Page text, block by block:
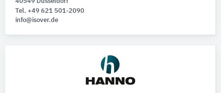
Tel. +49 621 501-2090
info@isover.de